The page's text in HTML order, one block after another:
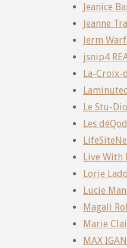
Jeanice
Jeanne
Jerm
jsnip4
La-Croix-
Le Stu-Dio
Les
Live With
Lorie Ladd
Lucie
Magali
Marie
MAX IGAN